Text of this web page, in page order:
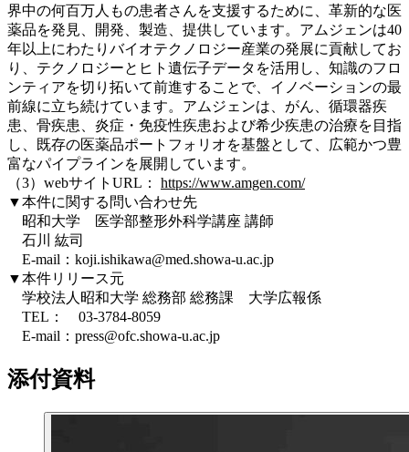
界中の何百万人もの患者さんを支援するために、革新的な医
薬品を発見、開発、製造、提供しています。アムジェンは40
年以上にわたりバイオテクノロジー産業の発展に貢献してお
り、テクノロジーとヒト遺伝子データを活用し、知識のフロ
ンティアを切り拓いて前進することで、イノベーションの最
前線に立ち続けています。アムジェンは、がん、循環器疾
患、骨疾患、炎症・免疫性疾患および希少疾患の治療を目指
し、既存の医薬品ポートフォリオを基盤として、広範かつ豊
富なパイプラインを展開しています。
（3）webサイトURL： https://www.amgen.com/
▼本件に関する問い合わせ先
昭和大学 医学部整形外科学講座 講師
石川 紘司
E-mail：koji.ishikawa@med.showa-u.ac.jp
▼本件リリース元
学校法人昭和大学 総務部 総務課 大学広報係
TEL： 03-3784-8059
E-mail：press@ofc.showa-u.ac.jp
添付資料